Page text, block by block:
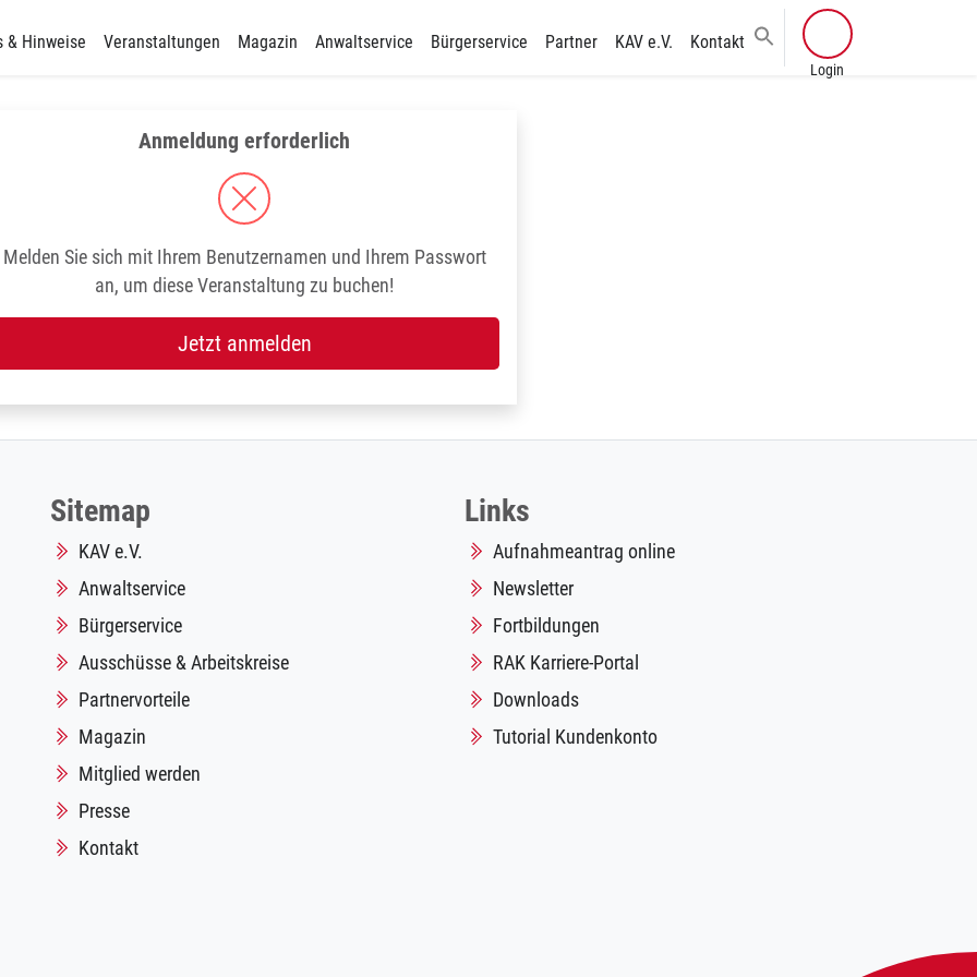
& Hinweise Veranstaltungen Magazin Anwaltservice Bürgerservice Partner KAV e.V. Kontakt
Anmeldung erforderlich
Melden Sie sich mit Ihrem Benutzernamen und Ihrem Passwort
an, um diese Veranstaltung zu buchen!
Jetzt anmelden
Sitemap
KAV e.V.
Anwaltservice
Bürgerservice
Ausschüsse & Arbeitskreise
Partnervorteile
Magazin
Mitglied werden
Presse
Kontakt
Links
Aufnahmeantrag online
Newsletter
Fortbildungen
RAK Karriere-Portal
Downloads
Tutorial Kundenkonto